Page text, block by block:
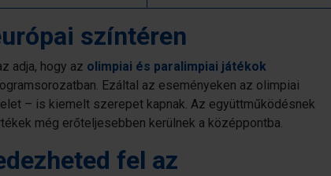
színtéren
adja, hogy az olimpiai és paralimpiai játékok
Ezáltal az eseményeken az olimpiai
– is kiemelt szerepet kapnak. Az együttműködésnek
még erőteljesebben kerülnek a középpontba.
fel az